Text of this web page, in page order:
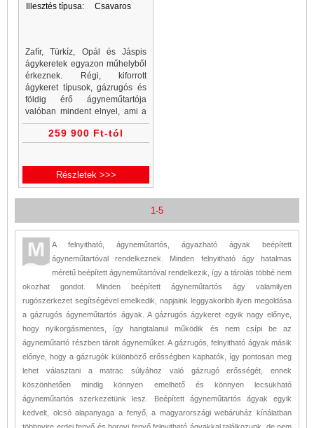
Illesztés típusa:
Csavaros
Zafír, Türkíz, Opál és Jáspis
ágykeretek egyazon műhelyből
érkeznek. Régi, kiforrott
ágykeret típusok, gázrugós és
földig érő ágyneműtartója
valóban mindent elnyel, ami a
hálószobában fölöslegesen
foglalja a helyet.
259 900 Ft-tól
Részletek >>>
1-5
A felnyitható, ágyneműtartós, ágyazható ágyak beépített
ágyneműtartóval rendelkeznek. Minden felnyitható ágy hatalmas
méretű beépített ágyneműtartóval rendelkezik, így a tárolás többé nem
okozhat gondot. Minden beépített ágyneműtartós ágy valamilyen
rugószerkezet segítségével emelkedik, napjaink leggyakoribb ilyen megoldása
a gázrugós ágyneműtartós ágyak. A gázrugós ágykeret egyik nagy előnye,
hogy nyikorgásmentes, így hangtalanul működik és nem csípi be az
ágyneműtartó részben tárolt ágyneműket. A gázrugós, felnyitható ágyak másik
előnye, hogy a gázrugók különböző erősségben kaphatók, így pontosan meg
lehet választani a matrac súlyához való gázrugó erősségét, ennek
köszönhetően mindig könnyen emelhető és könnyen lecsukható
ágyneműtartós szerkezetünk lesz. Beépített ágyneműtartós ágyak egyik
kedvelt, olcsó alapanyaga a fenyő, a magyarországi webáruház kínálatban
többnyire erdei fenyő és borovi fenyő felnyitható ágyakkal találkozunk, de nem